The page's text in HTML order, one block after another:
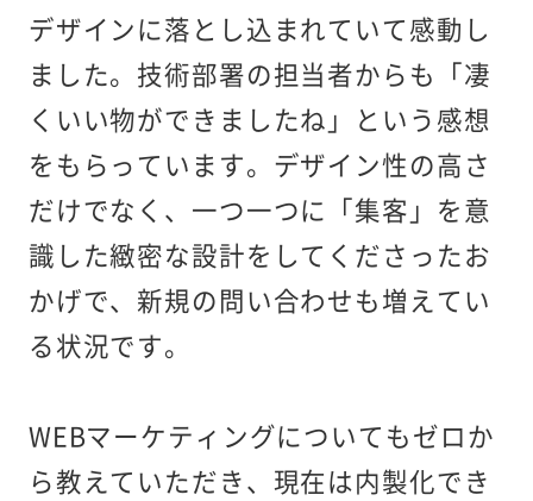
デザインに落とし込まれていて感動し
ました。技術部署の担当者からも「凄
くいい物ができましたね」という感想
をもらっています。デザイン性の高さ
だけでなく、一つ一つに「集客」を意
識した緻密な設計をしてくださったお
かげで、新規の問い合わせも増えてい
る状況です。
WEBマーケティングについてもゼロか
ら教えていただき、現在は内製化でき